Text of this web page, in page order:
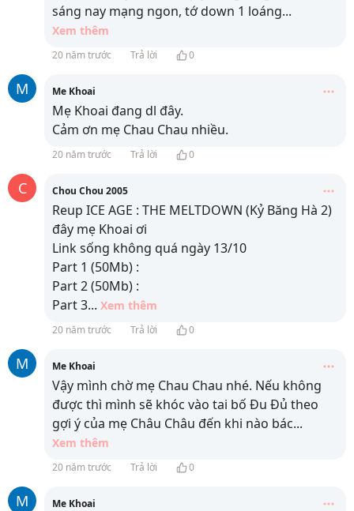
sáng nay mạng ngon, tớ down 1 loáng...
Xem thêm
20 năm trước Trả lời 0
M Me Khoai
Mẹ Khoai đang dl đây.
Cảm ơn mẹ Chau Chau nhiều.
20 năm trước Trả lời 0
C Chou Chou 2005
Reup ICE AGE : THE MELTDOWN (Kỷ Băng Hà 2)
đây mẹ Khoai ơi
Link sống không quá ngày 13/10
Part 1 (50Mb) :
Part 2 (50Mb) :
Part 3... Xem thêm
20 năm trước Trả lời 0
M Me Khoai
Vậy mình chờ mẹ Chau Chau nhé. Nếu không
được thì mình sẽ khóc vào tai bố Đu Đủ theo
gợi ý của mẹ Châu Châu đến khi nào bác...
Xem thêm
20 năm trước Trả lời 0
M Me Khoai